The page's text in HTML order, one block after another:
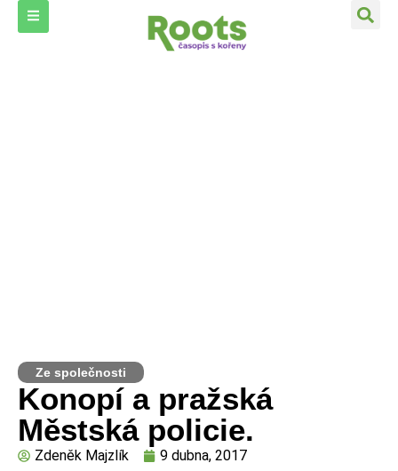
Ze společnosti
Konopí a pražská
Městská policie.
Zdeněk Majzlík 9 dubna, 2017